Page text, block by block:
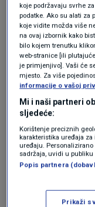
Istovremeno,
učinak, navode
Irving
"Premalo i
starenjem u
podupire ideju
zdravlja
mozga i tijela,
ravnotežu i
Junhao Wen,
koje podržavaju svrhe
podatke. Ako su alati za
koje vidite možda više
na ovaj izbornik kako
bilo kojem trenutku
web-stranice [ili
je primjenjivo]. Vaši će
mjesto. Za više
informacije o vašoj
Mi i naši partneri
sljedeće:
Korištenje preciznih
karakteristika uređaja
uređaju.
sadržaja, uvidi u publiku
Popis partnera
Prikaži